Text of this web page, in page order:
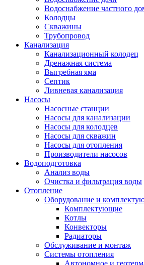
Водоснабжение частного
Колодцы
Скважины
Трубопровод
Канализация
Канализационный колодец
Дренажная система
Выгребная яма
Септик
Ливневая канализация
Насосы
Насосные станции
Насосы для канализации
Насосы для колодцев
Насосы для скважин
Насосы для отопления
Производители насосов
Водоподготовка
Анализ воды
Очистка и фильтрация воды
Отопление
Оборудование и
Комплектующие
Котлы
Конвекторы
Радиаторы
Обслуживание и монтаж
Системы отопления
Автономное и